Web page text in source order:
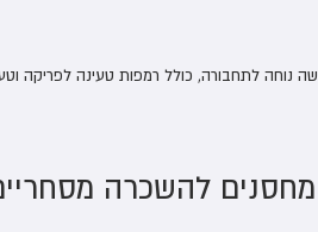
לתחבורה, כולל רמפות טעינה לפריקה
מחסנים להשכרה